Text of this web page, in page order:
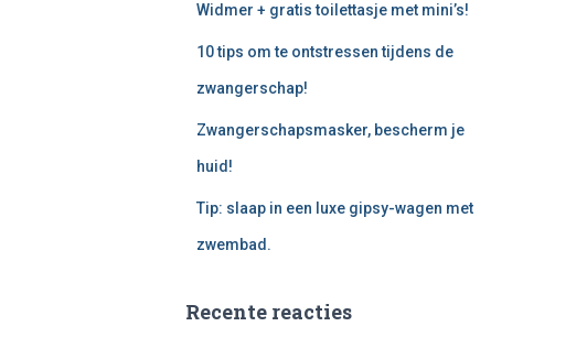
Widmer + gratis toilettasje met mini’s!
10 tips om te ontstressen tijdens de
zwangerschap!
Zwangerschapsmasker, bescherm je
huid!
Tip: slaap in een luxe gipsy-wagen met
zwembad.
Recente reacties